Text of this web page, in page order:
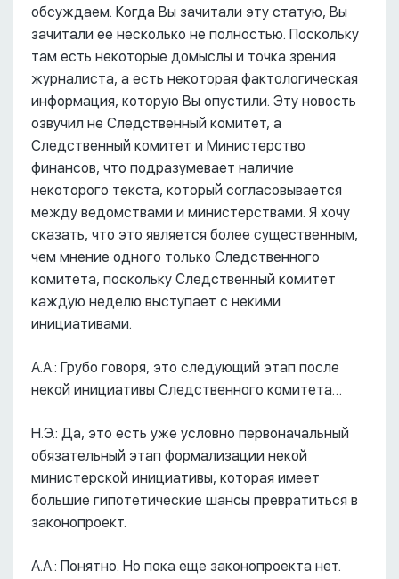
обсуждаем. Когда Вы зачитали эту статую, Вы
зачитали ее несколько не полностью. Поскольку
там есть некоторые домыслы и точка зрения
журналиста, а есть некоторая фактологическая
информация, которую Вы опустили. Эту новость
озвучил не Следственный комитет, а
Следственный комитет и Министерство
финансов, что подразумевает наличие
некоторого текста, который согласовывается
между ведомствами и министерствами. Я хочу
сказать, что это является более существенным,
чем мнение одного только Следственного
комитета, поскольку Следственный комитет
каждую неделю выступает с некими
инициативами.
А.А.: Грубо говоря, это следующий этап после
некой инициативы Следственного комитета…
Н.Э.: Да, это есть уже условно первоначальный
обязательный этап формализации некой
министерской инициативы, которая имеет
большие гипотетические шансы превратиться в
законопроект.
А.А.: Понятно. Но пока еще законопроекта нет.